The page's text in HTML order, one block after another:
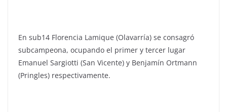
En sub14 Florencia Lamique (Olavarría) se consagró
subcampeona, ocupando el primer y tercer lugar
Emanuel Sargiotti (San Vicente) y Benjamín Ortmann
(Pringles) respectivamente.